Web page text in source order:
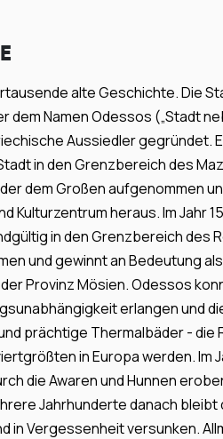
alte Geschichte. Die
dem Namen Odessos („Stadt
Aussiedler gegründet.
in den Grenzbereich des
dem Großen aufgenommen
Kulturzentrum heraus. Im Jahr
in den Grenzbereich des
und gewinnt an Bedeutung
Provinz Mösien. Odessos
erlangen und
prächtige Thermalbäder - die
in Europa werden. Im
die Awaren und Hunnen
Jahrhunderte danach bleibt
in Vergessenheit versunken.